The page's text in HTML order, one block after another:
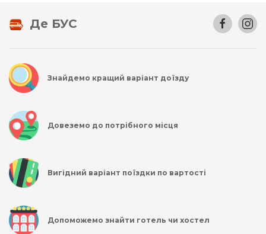
Де БУС
Знайдемо кращий варіант доїзду
Довеземо до потрібного місця
Вигідний варіант поїздки по вартості
Допоможемо знайти готель чи хостел